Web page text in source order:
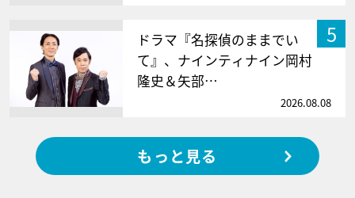
5
ドラマ『名探偵のままでい
て』、ナインティナイン岡村
隆史＆矢部…
2026.08.08
もっと見る